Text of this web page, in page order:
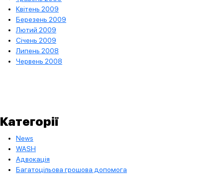
Квітень 2009
Березень 2009
Лютий 2009
Січень 2009
Липень 2008
Червень 2008
Категорії
News
WASH
Адвокація
Багатоцільова грошова допомога